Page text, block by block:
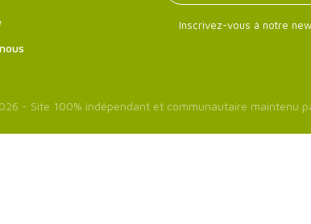
Inscrivez-vous à notre
- Site 100% indépendant et communautaire maintenu